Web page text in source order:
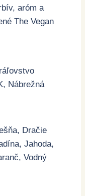
aróm a
The Vegan
Nábrežná
Dračie
Jahoda,
Vodný